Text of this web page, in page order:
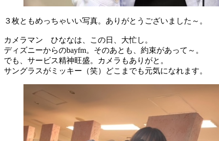
３枚ともめっちゃいい写真。ありがとうございました～。
カメラマン ひななは、この日、大忙し。
ディズニーからのbayfm。そのあとも、約束があって～。
でも、サービス精神旺盛。カメラもありがと。
サングラスがミッキー（笑）どこまでも元気になれます。